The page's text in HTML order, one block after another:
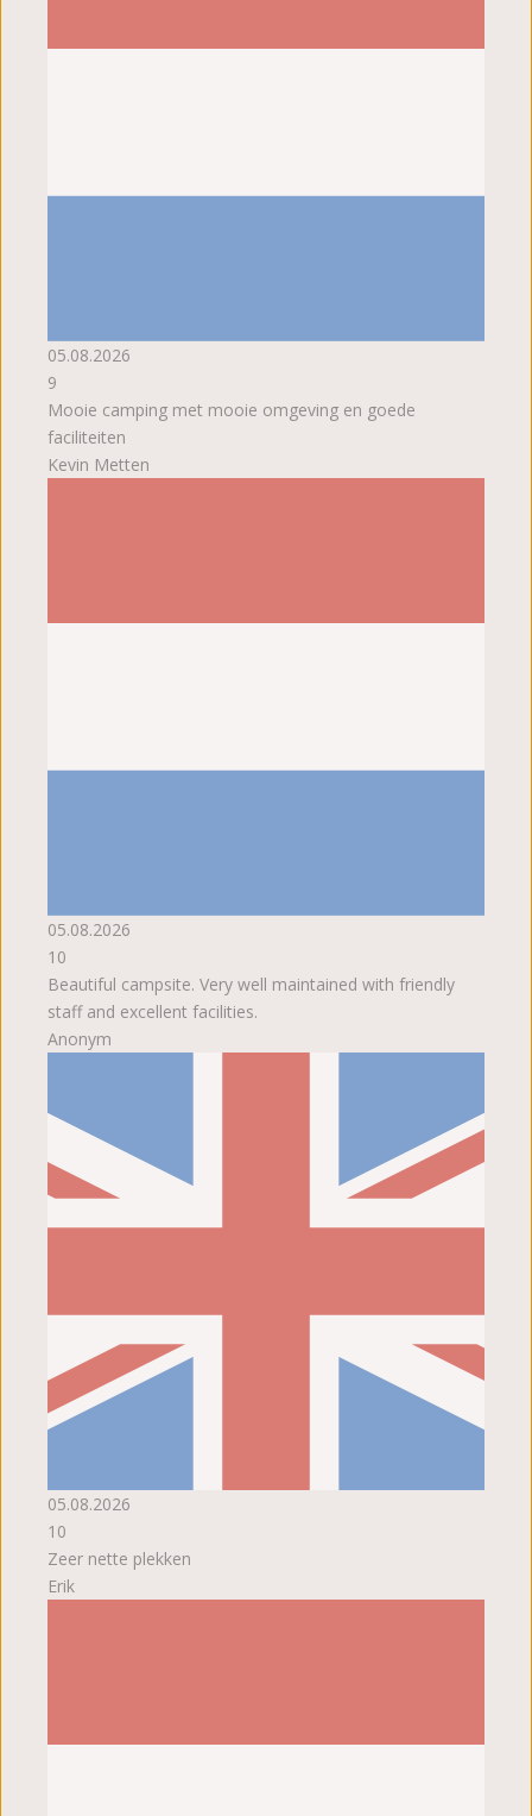
05.08.2026
9
Mooie camping met mooie omgeving en goede
faciliteiten
Kevin Metten
05.08.2026
10
Beautiful campsite. Very well maintained with friendly
staff and excellent facilities.
Anonym
05.08.2026
10
Zeer nette plekken
Erik